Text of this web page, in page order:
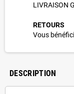
LIVRAISON
RETOURS
Vous
DESCRIPTION